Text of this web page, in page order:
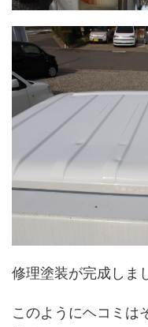
修理塗装が完成しま
このようにヘコミは